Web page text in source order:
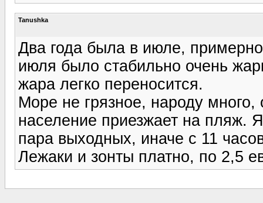
Tanushka
Два года была в июле,
июля было стабильно очень
жара легко переносится.
Море не грязное, народу
население приезжает на пляж.
пара выходных, иначе с 11
Лежаки и зонты платно, по 2,5